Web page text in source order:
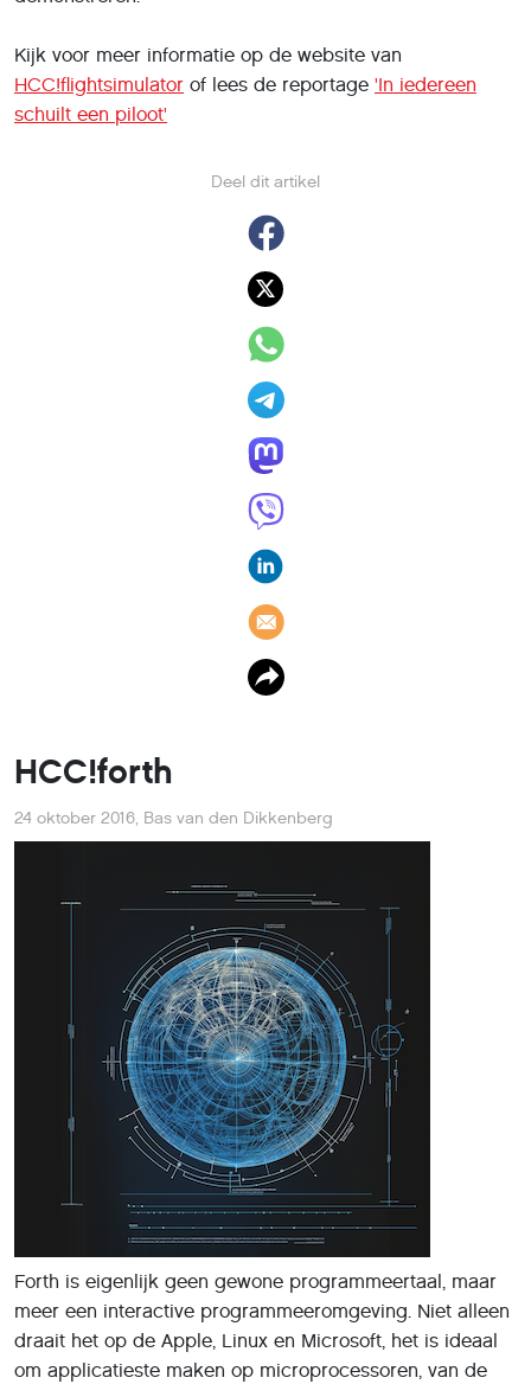
Deel dit artikel
Kijk voor meer informatie op de website van
HCC!flightsimulator of lees de reportage 'In iedereen
schuilt een piloot'
HCC!forth
24 oktober 2016, Bas van den Dikkenberg
Forth is eigenlijk geen gewone programmeertaal, maar
meer een interactive programmeeromgeving. Niet alleen
draait het op de Apple, Linux en Microsoft, het is ideaal
om applicatieste maken op microprocessoren, van de